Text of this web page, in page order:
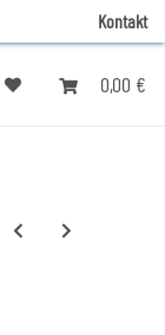
Kontakt
0,00 €